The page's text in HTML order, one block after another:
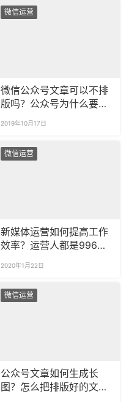
微信运营
微信公众号文章可以不排
版吗？公众号为什么要排
2019年10月17日
微信运营
新媒体运营如何提高工作
效率？运营人都是996
2020年1月22日
微信运营
公众号文章如何生成长
图？怎么把排版好的文章